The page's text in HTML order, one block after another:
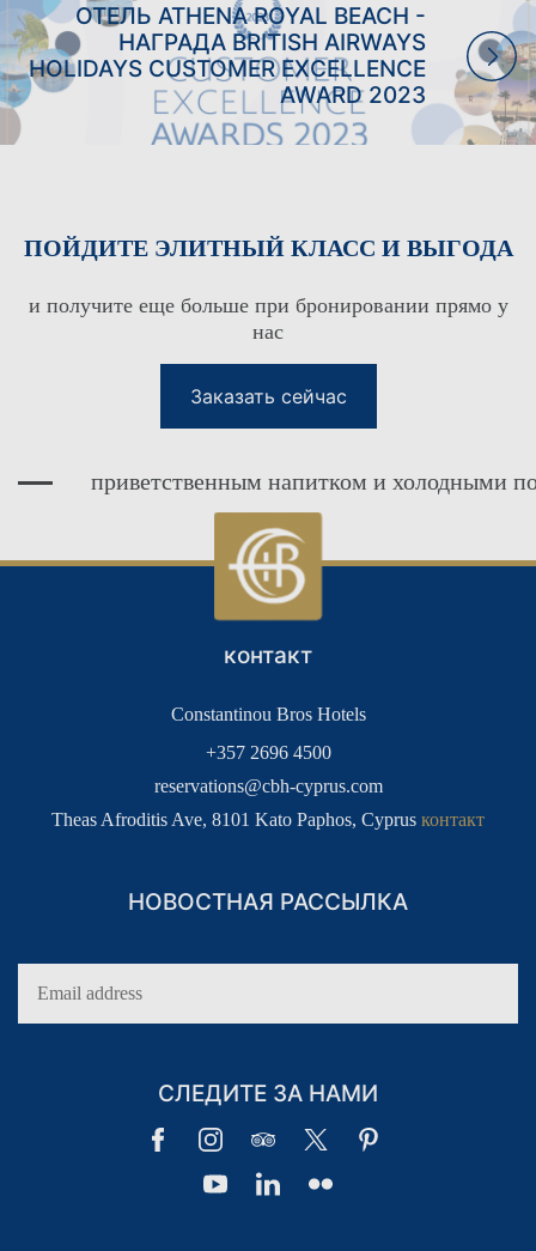
СЕМЕЙНЫЕ ПРАЗДНИКИ
ПРАЗДНИКИ В БОУЛИНГЕ
ОТДЫХ ТОЛЬКО ДЛЯ
ВЗРОСЛЫХ
СВАДЬБЫ
КЛУБ ЛОЯЛЬНОСТИ ГОСТЕЙ
ОТЕЛЬ ATHENA ROYAL BEACH -
НАГРАДА BRITISH AIRWAYS
HOLIDAYS CUSTOMER EXCELLENCE
AWARD 2023
ПОЙДИТЕ ЭЛИТНЫЙ КЛАСС И ВЫГОДА
и получите еще больше при бронировании прямо у
нас
Заказать сейчас
приветственным напитком и холодными
контакт
Constantinou Bros Hotels
+357 2696 4500
reservations@cbh-cyprus.com
Theas Afroditis Ave, 8101 Kato Paphos, Cyprus контакт
НОВОСТНАЯ РАССЫЛКА
СЛЕДИТЕ ЗА НАМИ